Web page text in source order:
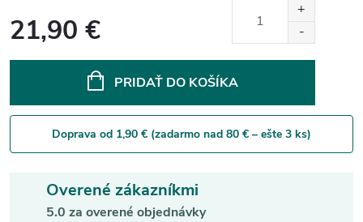
21,90 €
PRIDAŤ DO KOŠÍKA
Doprava od 1,90 € (zadarmo nad 80 € – ešte 3 ks)
Overené zákazníkmi
5.0 za overené objednávky